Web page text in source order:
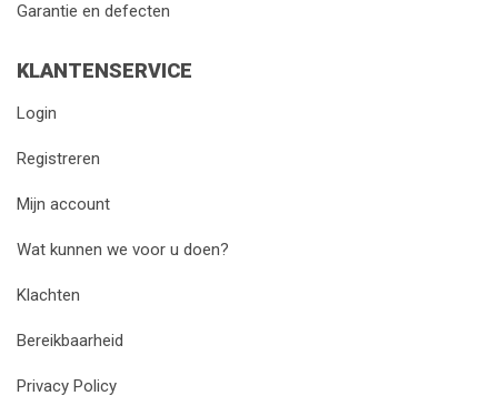
Garantie en defecten
KLANTENSERVICE
Login
Registreren
Mijn account
Wat kunnen we voor u doen?
Klachten
Bereikbaarheid
Privacy Policy